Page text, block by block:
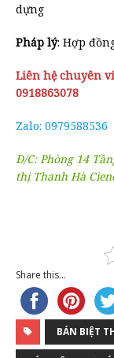
dựng
Pháp lý: Hợp
Liên hệ chuyên
0918863078
Zalo: 0979588536
Đ/C: Phòng 14
thị Thanh Hà
Share this...
BÁN BIỆT